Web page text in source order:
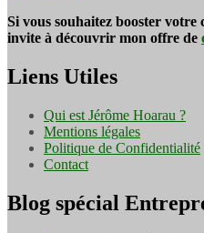
Si vous souhaitez booster
invite à découvrir mon offre de
Liens Utiles
Qui est Jérôme Hoarau ?
Mentions légales
Politique de Confidentialité
Contact
Blog spécial